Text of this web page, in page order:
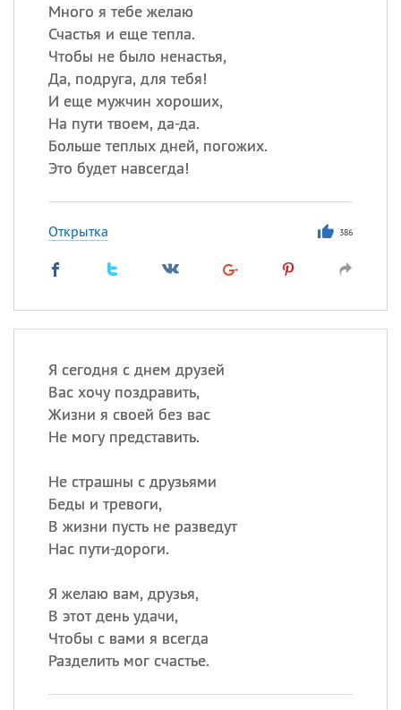
Много я тебе желаю
Счастья и еще тепла.
Чтобы не было ненастья,
Да, подруга, для тебя!
И еще мужчин хороших,
На пути твоем, да-да.
Больше теплых дней, погожих.
Это будет навсегда!
Открытка 386
Я сегодня с днем друзей
Вас хочу поздравить,
Жизни я своей без вас
Не могу представить.
Не страшны с друзьями
Беды и тревоги,
В жизни пусть не разведут
Нас пути-дороги.
Я желаю вам, друзья,
В этот день удачи,
Чтобы с вами я всегда
Разделить мог счастье.